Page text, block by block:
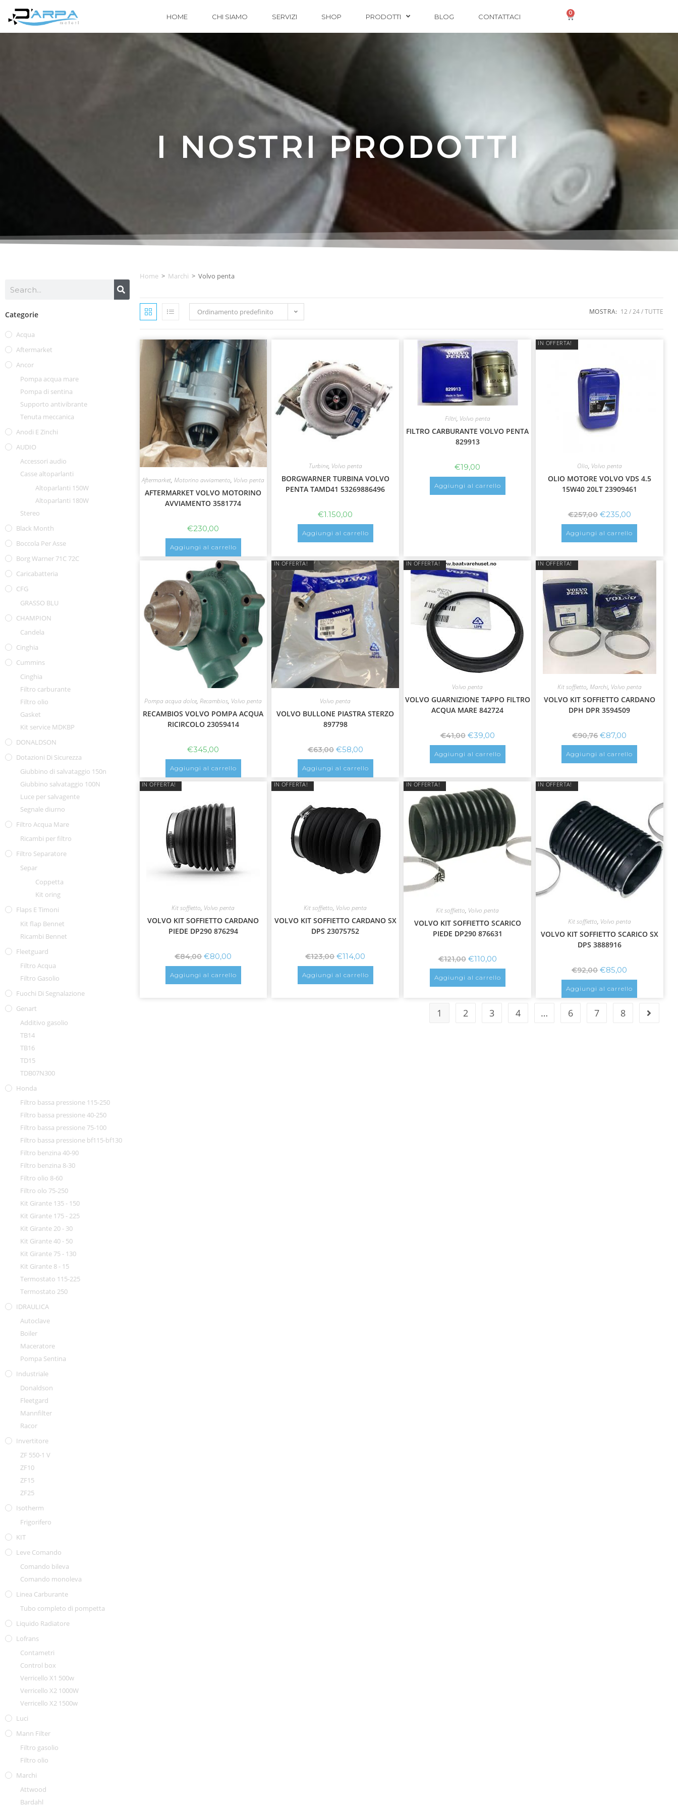
HOME CHI SIAMO SERVIZI SHOP PRODOTTI BLOG CONTATTACI 0
I NOSTRI PRODOTTI
Categorie
Acqua
Aftermarket
Ancor
Pompa acqua mare
Pompa di sentina
Supporto antivibrante
Tenuta meccanica
Anodi E Zinchi
AUDIO
Accessori audio
Casse altoparlanti
Altoparlanti 150W
Altoparlanti 180W
Stereo
Black Month
Boccola Per Asse
Borg Warner 71C 72C
Caricabatteria
CFG
GRASSO BLU
CHAMPION
Candela
Cinghia
Cummins
Cinghia
Filtro carburante
Filtro olio
Gasket
Kit service MDKBP
DONALDSON
Dotazioni Di Sicurezza
Giubbino di salvataggio 150n
Giubbino salvataggio 100N
Luce per salvagente
Segnale diurno
Filtro Acqua Mare
Ricambi per filtro
Filtro Separatore
Separ
Coppetta
Kit oring
Flaps E Timoni
Kit flap Bennet
Ricambi Bennet
Fleetguard
Filtro Acqua
Filtro Gasolio
Fuochi Di Segnalazione
Genart
Additivo gasolio
TB14
TB16
TD15
TDB07N300
Honda
Filtro bassa pressione 115-250
Filtro bassa pressione 40-250
Filtro bassa pressione 75-100
Filtro bassa pressione bf115-bf130
Filtro benzina 40-90
Filtro benzina 8-30
Filtro olio 8-60
Filtro olo 75-250
Kit Girante 135 - 150
Kit Girante 175 - 225
Kit Girante 20 - 30
Kit Girante 40 - 50
Kit Girante 75 - 130
Kit Girante 8 - 15
Termostato 115-225
Termostato 250
IDRAULICA
Autoclave
Boiler
Maceratore
Pompa Sentina
Industriale
Donaldson
Fleetgard
Mannfilter
Racor
Invertitore
ZF 550-1 V
ZF10
ZF15
ZF25
Isotherm
Frigorifero
KIT
Leve Comando
Comando bileva
Comando monoleva
Linea Carburante
Tubo completo di pompetta
Liquido Radiatore
Lofrans
Contametri
Control box
Verricello X1 500w
Verricello X2 1000W
Verricello X2 1500w
Luci
Mann Filter
Filtro gasolio
Filtro olio
Marchi
Attwood
Bardahl
Home > Marchi > Volvo penta
Ordinamento predefinito MOSTRA: 12 24 TUTTE
Aftermarket,Motorino avviamento, Volvo penta
AFTERMARKET VOLVO MOTORINO
AVVIAMENTO 3581774
€230,00
Aggiungi al carrello
Turbine, Volvo penta
BORGWARNER TURBINA VOLVO
PENTA TAMD41 53269886496
€1.150,00
Aggiungi al carrello
Filtri, Volvo penta
FILTRO CARBURANTE VOLVO PENTA
829913
€19,00
Aggiungi al carrello
IN OFFERTA!
Olio, Volvo penta
OLIO MOTORE VOLVO VDS 4.5
15W40 20LT 23909461
€257,00 €235,00
Aggiungi al carrello
Pompa acqua dolce,Recambios, Volvo penta
RECAMBIOS VOLVO POMPA ACQUA
RICIRCOLO 23059414
€345,00
Aggiungi al carrello
IN OFFERTA!
Volvo penta
VOLVO BULLONE PIASTRA STERZO
897798
€63,00 €58,00
Aggiungi al carrello
IN OFFERTA!
Volvo penta
VOLVO GUARNIZIONE TAPPO FILTRO
ACQUA MARE 842724
€41,00 €39,00
Aggiungi al carrello
IN OFFERTA!
Kit soffietto, Marchi, Volvo penta
VOLVO KIT SOFFIETTO CARDANO
DPH DPR 3594509
€90,76 €87,00
Aggiungi al carrello
IN OFFERTA!
Kit soffietto, Volvo penta
VOLVO KIT SOFFIETTO CARDANO
PIEDE DP290 876294
€84,00 €80,00
Aggiungi al carrello
IN OFFERTA!
Kit soffietto, Volvo penta
VOLVO KIT SOFFIETTO CARDANO SX
DPS 23075752
€123,00 €114,00
Aggiungi al carrello
IN OFFERTA!
Kit soffietto, Volvo penta
VOLVO KIT SOFFIETTO SCARICO
PIEDE DP290 876631
€121,00 €110,00
Aggiungi al carrello
IN OFFERTA!
Kit soffietto, Volvo penta
VOLVO KIT SOFFIETTO SCARICO SX
DPS 3888916
€92,00 €85,00
Aggiungi al carrello
1 2 3 4 … 6 7 8